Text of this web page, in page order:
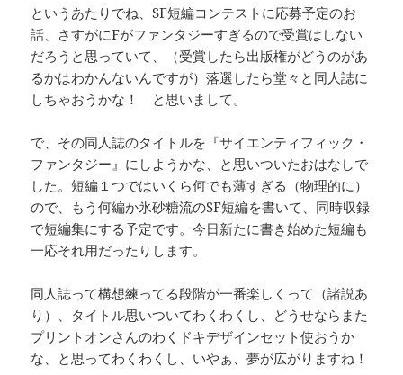
というあたりでね、SF短編コンテストに応募予定のお
話、さすがにFがファンタジーすぎるので受賞はしない
だろうと思っていて、（受賞したら出版権がどうのがあ
るかはわかんないんですが）落選したら堂々と同人誌に
しちゃおうかな！ と思いまして。
で、その同人誌のタイトルを『サイエンティフィック・
ファンタジー』にしようかな、と思いついたおはなしで
した。短編１つではいくら何でも薄すぎる（物理的に）
ので、もう何編か氷砂糖流のSF短編を書いて、同時収録
で短編集にする予定です。今日新たに書き始めた短編も
一応それ用だったりします。
同人誌って構想練ってる段階が一番楽しくって（諸説あ
り）、タイトル思いついてわくわくし、どうせならまた
プリントオンさんのわくドキデザインセット使おうか
な、と思ってわくわくし、いやぁ、夢が広がりますね！